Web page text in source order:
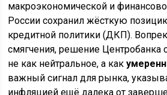
макроэкономической и
России сохранил жёсткую
кредитной политики (ДКП).
смягчения, решение Центробанка
не как нейтральное, а как
важный сигнал для рынка,
инфляцией ещё далека от